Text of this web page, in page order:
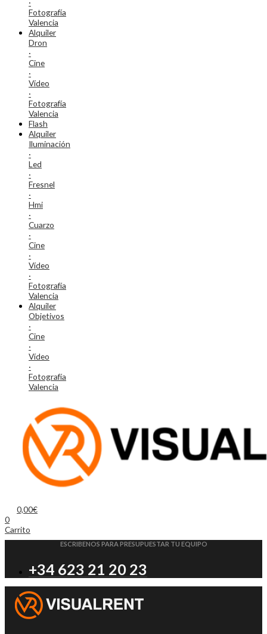
·
Fotografía
Valencia
Alquiler
Dron
·
Cine
·
Vídeo
·
Fotografía
Valencia
Flash
Alquiler
Iluminación
·
Led
·
Fresnel
·
Hmi
·
Cuarzo
·
Cine
·
Vídeo
·
Fotografía
Valencia
Alquiler
Objetivos
·
Cine
·
Vídeo
·
Fotografía
Valencia
0,00€
0
Carrito
ESCRIBENOS PARA PRESUPUESTAR TU EQUIPO
+34 623 21 20 23